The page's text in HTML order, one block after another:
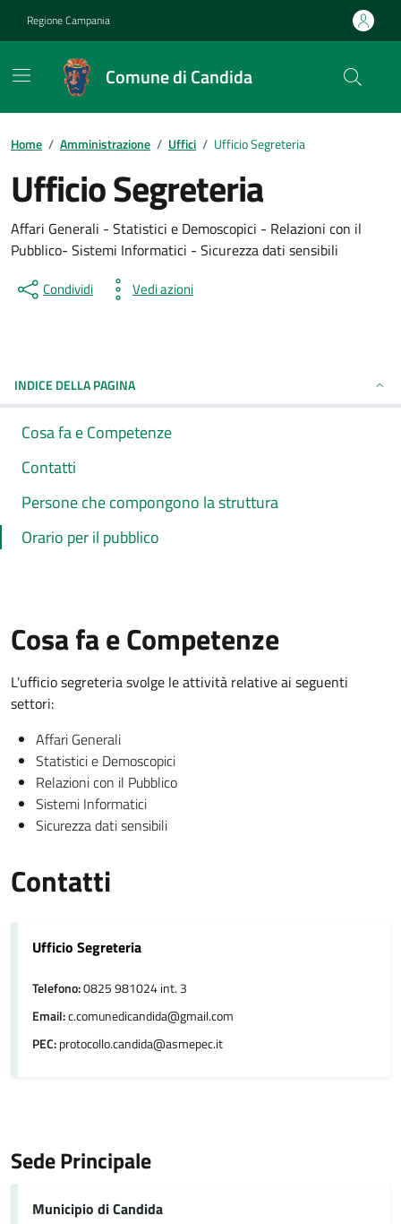
Regione Campania
Comune di Candida
Home / Amministrazione / Uffici / Ufficio Segreteria
Ufficio Segreteria
Affari Generali - Statistici e Demoscopici - Relazioni con il
Pubblico- Sistemi Informatici - Sicurezza dati sensibili
Condividi Vedi azioni
INDICE DELLA PAGINA
Cosa fa e Competenze
Contatti
Persone che compongono la struttura
Orario per il pubblico
Cosa fa e Competenze
L'ufficio segreteria svolge le attività relative ai seguenti
settori:
Affari Generali
Statistici e Demoscopici
Relazioni con il Pubblico
Sistemi Informatici
Sicurezza dati sensibili
Contatti
Ufficio Segreteria
Telefono:0825 981024 int. 3
Email:c.comunedicandida@gmail.com
PEC:protocollo.candida@asmepec.it
Sede Principale
Municipio di Candida